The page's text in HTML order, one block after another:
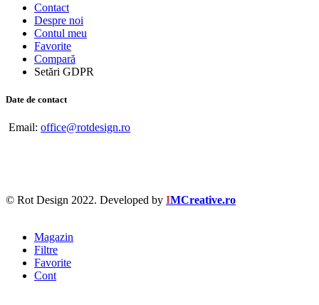
Contact
Despre noi
Contul meu
Favorite
Compară
Setări GDPR
Date de contact
Email: office@rotdesign.ro
© Rot Design 2022. Developed by IMCreative.ro
Magazin
Filtre
Favorite
Cont